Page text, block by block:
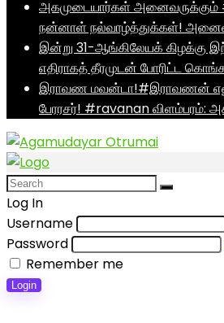
அகமுடையார்கள் அனைவருக்கும்
நன்னாள் நல்வாழ்த்துக்கள்!
இன்று 31-ஆங்கிலேயக் கிழக்கு
எதிராகத் தீரமுடன் போரிட்ட
இராவண மவன்டா!#இராவணன்
பேரரசர்! #ravanan விளம்பரம்:
Log In
Username
Password
Remember me
Login